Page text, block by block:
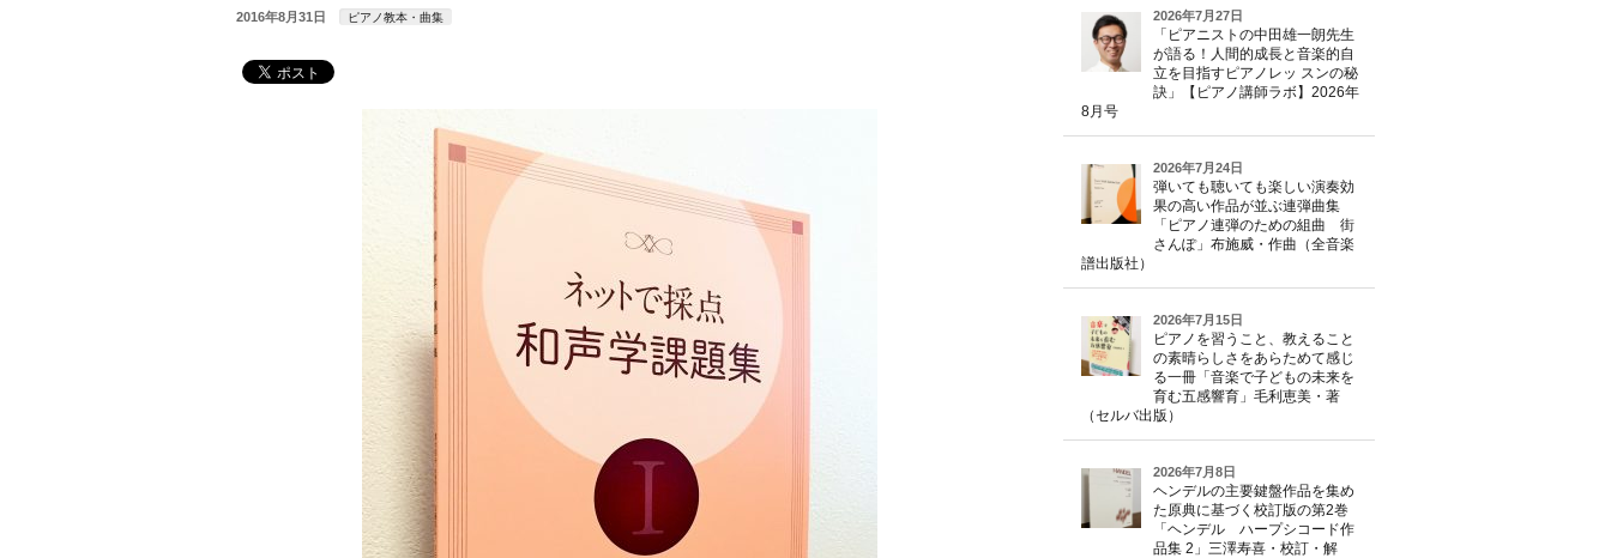
2016年8月31日 ピアノ教本・曲集 2026年7月27日
「ピアニストの中田雄一朗先生
が語る！人間的成長と音楽的自
立を目指すピアノレッ スンの秘
訣」【ピアノ講師ラボ】2026年
8月号
2026年7月24日
弾いても聴いても楽しい演奏効
果の高い作品が並ぶ連弾曲集
「ピアノ連弾のための組曲 街
さんぽ」布施威・作曲（全音楽
譜出版社）
2026年7月15日
ピアノを習うこと、教えること
の素晴らしさをあらためて感じ
る一冊「音楽で子どもの未来を
育む五感響育」毛利恵美・著
（セルバ出版）
2026年7月8日
ヘンデルの主要鍵盤作品を集め
た原典に基づく校訂版の第2巻
「ヘンデル ハープシコード作
品集 2」三澤寿喜・校訂・解